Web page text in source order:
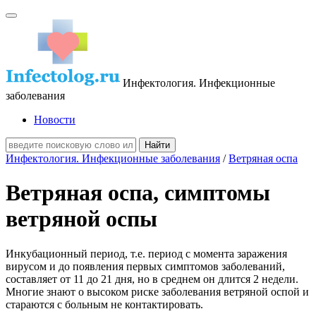
Инфектология. Инфекционные
заболевания
Новости
Инфектология. Инфекционные заболевания /Ветряная оспа
Ветряная оспа, симптомы
ветряной оспы
Инкубационный период, т.е. период с момента заражения
вирусом и до появления первых симптомов заболеваний,
составляет от 11 до 21 дня, но в среднем он длится 2 недели.
Многие знают о высоком риске заболевания ветряной оспой и
стараются с больным не контактировать.